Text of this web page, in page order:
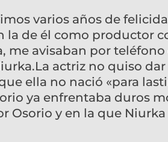
varios años de
la de él como productor
me avisaban por
actriz no quiso
ella no nació «para
ya enfrentaba duros
Osorio y en la que